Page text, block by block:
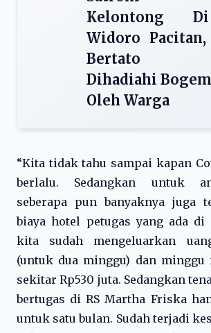
Kelontong
Widoro Pacitan,
Bertato
Dihadiahi
Oleh Warga
“Kita tidak tahu sampai kapan
berlalu. Sedangkan untuk
seberapa pun banyaknya juga
biaya hotel petugas yang ada di
kita sudah mengeluarkan
(untuk dua minggu) dan
sekitar Rp530 juta. Sedangkan
bertugas di RS Martha Friska
untuk satu bulan. Sudah terjadi